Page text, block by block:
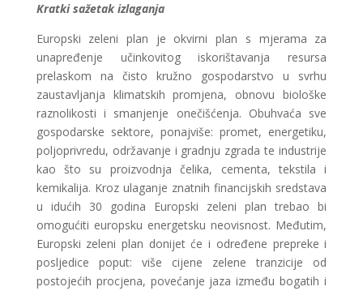
Kratki sažetak izlaganja
Europski zeleni plan je okvirni plan s mjerama za
unapređenje učinkovitog iskorištavanja resursa
prelaskom na čisto kružno gospodarstvo u svrhu
zaustavljanja klimatskih promjena, obnovu biološke
raznolikosti i smanjenje onečišćenja. Obuhvaća sve
gospodarske sektore, ponajviše: promet, energetiku,
poljoprivredu, održavanje i gradnju zgrada te industrije
kao što su proizvodnja čelika, cementa, tekstila i
kemikalija. Kroz ulaganje znatnih financijskih sredstava
u idućih 30 godina Europski zeleni plan trebao bi
omogućiti europsku energetsku neovisnost. Međutim,
Europski zeleni plan donijet će i određene prepreke i
posljedice poput: više cijene zelene tranzicije od
postojećih procjena, povećanje jaza između bogatih i